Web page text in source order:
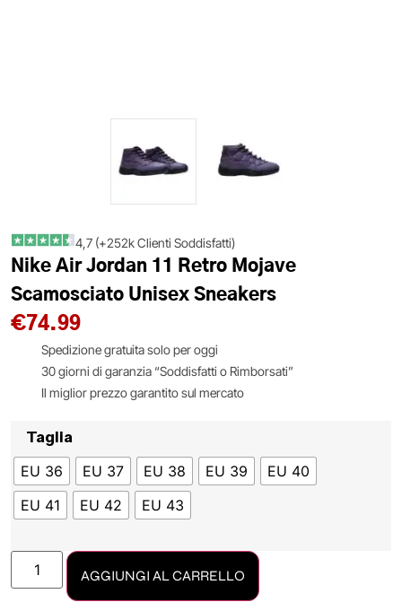
4,7 (+252k Clienti Soddisfatti)
Nike Air Jordan 11 Retro Mojave
Scamosciato Unisex Sneakers
€74.99
Spedizione gratuita solo per oggi
30 giorni di garanzia “Soddisfatti o Rimborsati”
Il miglior prezzo garantito sul mercato
Taglia
EU 36
EU 37 EU 38 EU 39
EU 40
EU 41
EU 42 EU 43
AGGIUNGI AL CARRELLO